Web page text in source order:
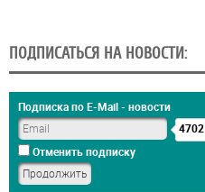
ПОДПИСАТЬСЯ НА НОВОСТИ:
Подписка по E-Mail - новости
4702
Отменить подписку